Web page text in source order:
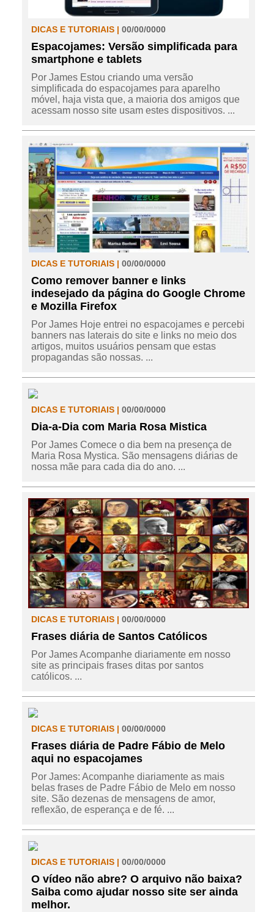
DICAS E TUTORIAIS | 00/00/0000
Espacojames: Versão simplificada para
smartphone e tablets
Por James Estou criando uma versão
simplificada do espacojames para aparelho
móvel, haja vista que, a maioria dos amigos que
acessam nosso site usam estes dispositivos. ...
DICAS E TUTORIAIS | 00/00/0000
Como remover banner e links
indesejado da página do Google Chrome
e Mozilla Firefox
Por James Hoje entrei no espacojames e percebi
banners nas laterais do site e links no meio dos
artigos, muitos usuários pensam que estas
propagandas são nossas. ...
DICAS E TUTORIAIS | 00/00/0000
Dia-a-Dia com Maria Rosa Mistica
Por James Comece o dia bem na presença de
Maria Rosa Mystica. São mensagens diárias de
nossa mãe para cada dia do ano. ...
DICAS E TUTORIAIS | 00/00/0000
Frases diária de Santos Católicos
Por James Acompanhe diariamente em nosso
site as principais frases ditas por santos
católicos. ...
DICAS E TUTORIAIS | 00/00/0000
Frases diária de Padre Fábio de Melo
aqui no espacojames
Por James: Acompanhe diariamente as mais
belas frases de Padre Fábio de Melo em nosso
site. São dezenas de mensagens de amor,
reflexão, de esperança e de fé. ...
DICAS E TUTORIAIS | 00/00/0000
O vídeo não abre? O arquivo não baixa?
Saiba como ajudar nosso site ser ainda
melhor.